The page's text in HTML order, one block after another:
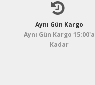
Aynı Gün Kargo
Aynı Gün Kargo 15:00'a
Kadar